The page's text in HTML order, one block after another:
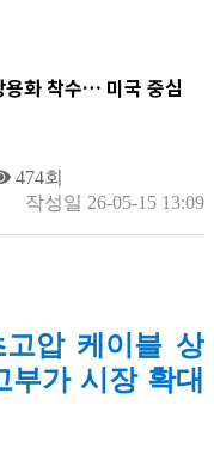
화 착수… 미국 중심
474회
작성일 26-05-15 13:09
고압 케이블 상
가 시장 확대